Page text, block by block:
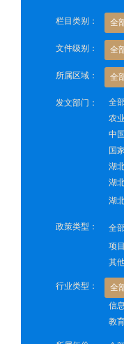
栏目类别： 全
文件级别： 全
所属区域： 全
发文部门： 全
农
中
国
湖
湖
湖
政策类型： 全
项
其
行业类型： 全
信
教